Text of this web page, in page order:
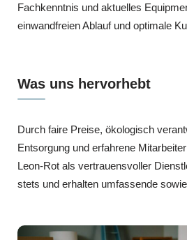
Fachkenntnis und aktuelles
einwandfreien Ablauf und optimale
Was uns hervorhebt
Durch faire Preise, ökologisch
Entsorgung und erfahrene
Leon-Rot als vertrauensvoller
stets und erhalten umfassende